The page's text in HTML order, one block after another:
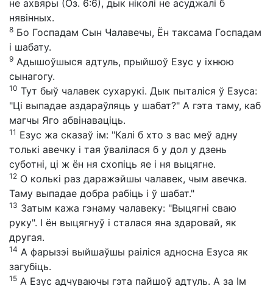
не ахвяры (Оз. 6:6), дык ніколі не асуджалі б
нявінных.
8 Бо Госпадам Сын Чалавечы, Ён таксама Госпадам
і шабату.
9 Адышоўшыся адтуль, прыйшоў Езус у іхнюю
сынагогу.
10 Тут быў чалавек сухарукі. Дык пыталіся ў Езуса:
"Ці выпадае аздараўляць у шабат?" А гэта таму, каб
магчы Яго абвінаваціць.
11 Езус жа сказаў ім: "Калі б хто з вас меў адну
толькі авечку і тая ўвалілася б у дол у дзень
суботні, ці ж ён ня схопіць яе і ня выцягне.
12 О колькі раз даражэйшы чалавек, чым авечка.
Таму выпадае добра рабіць і ў шабат."
13 Затым кажа гэнаму чалавеку: "Выцягні сваю
руку". І ён выцягнуў і сталася яна здаровай, як
другая.
14 А фарызэі выйшаўшы раіліся адносна Езуса як
загубіць.
15 А Езус адчуваючы гэта пайшоў адтуль. А за Ім